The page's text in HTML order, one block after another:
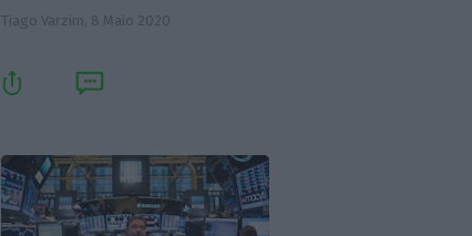
Tiago Varzim, 8 Maio 2020